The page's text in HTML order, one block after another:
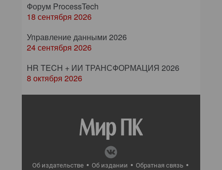
Форум ProcessTech
18 сентября 2026
Управление данными 2026
24 сентября 2026
HR TECH + ИИ ТРАНСФОРМАЦИЯ 2026
8 октября 2026
Об издательстве Об издании
Обратная связь